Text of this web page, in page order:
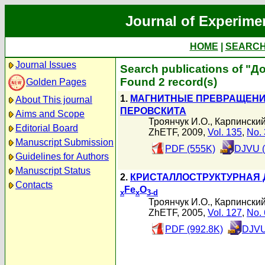
Journal of
HOME
Journal Issues
Golden Pages
About This journal
Aims and Scope
Editorial Board
Manuscript Submission
Guidelines for Authors
Manuscript Status
Contacts
Search publications of
Found 2 record(s)
1. МАГНИТНЫЕ
ПЕРОВСКИТА
Троянчук И.О.,
ZhETF, 2009, Vol. 135, No.
PDF (555K)
DJVU
2.
x FexO3-d
Троянчук И.О.,
ZhETF, 2005, Vol. 127, No.
PDF (992.8K)